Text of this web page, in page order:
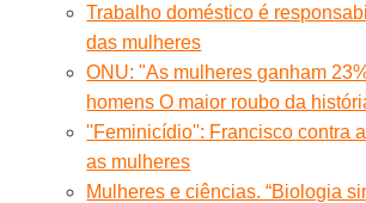
Trabalho doméstico é
das mulheres
ONU: "As mulheres ganham
homens O maior roubo da
''Feminicídio'': Francisco contra
as mulheres
Mulheres e ciências. “Biologia